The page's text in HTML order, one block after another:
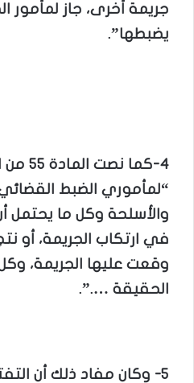
جريمة أخرى، جاز لمأمور
يضبطها”.
4-كما
“لمأموري الضبط القضائي
والأسلحة وكل ما يحتمل
في ارتكاب الجريمة، أو
وقعت عليها الجريمة،
الحقيقة ….”.
5- وكان مفاد ذلك أن